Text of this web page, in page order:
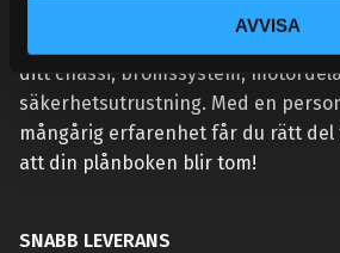
AVVISA
Handlar du hos Street Performance
ditt chassi, bromssystem,
säkerhetsutrustning. Med en
mångårig erfarenhet får du rätt
att din plånboken blir tom!
SNABB LEVERANS